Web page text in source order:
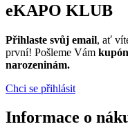
eKAPO KLUB
Přihlaste svůj email, ať
první! Pošleme Vám
narozeninám.
Chci se přihlásit
Informace o